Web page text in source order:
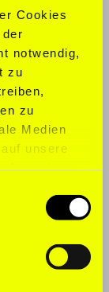
Cookies
notwendig,
zu
zu
Medien
unsere
Medien,
Partner
mit